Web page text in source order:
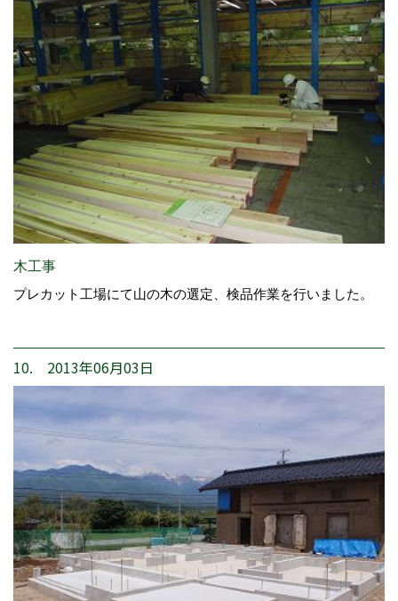
木工事
プレカット工場にて山の木の選定、検品作業を行いました。
10. 2013年06月03日